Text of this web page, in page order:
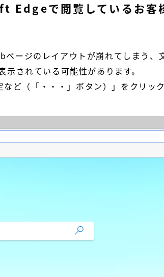
で閲覧しているお客
ージのレイアウトが崩れてしまう、
されている可能性があります。
ど（「・・・」ボタン）」をクリッ